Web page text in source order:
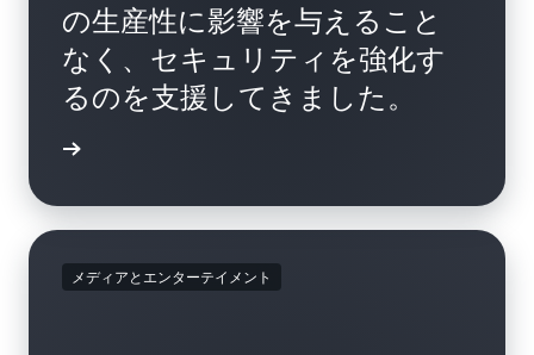
の生産性に影響を与えること
なく、セキュリティを強化す
るのを支援してきました。
メディアとエンターテイメント